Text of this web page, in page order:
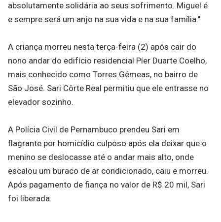
absolutamente solidária ao seus sofrimento. Miguel é
e sempre será um anjo na sua vida e na sua família."
A criança morreu nesta terça-feira (2) após cair do
nono andar do edifício residencial Píer Duarte Coelho,
mais conhecido como Torres Gêmeas, no bairro de
São José. Sari Côrte Real permitiu que ele entrasse no
elevador sozinho.
A Polícia Civil de Pernambuco prendeu Sari em
flagrante por homicídio culposo após ela deixar que o
menino se deslocasse até o andar mais alto, onde
escalou um buraco de ar condicionado, caiu e morreu.
Após pagamento de fiança no valor de R$ 20 mil, Sari
foi liberada.